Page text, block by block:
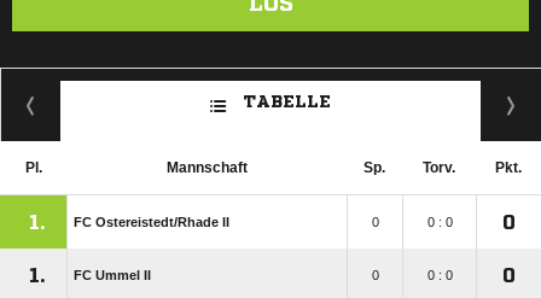
TABELLE
Pl. Mannschaft Sp. Torv. Pkt.
1. FC Ostereistedt/​Rhade II 0 0 : 0 0
1. FC Ummel II 0 0 : 0 0